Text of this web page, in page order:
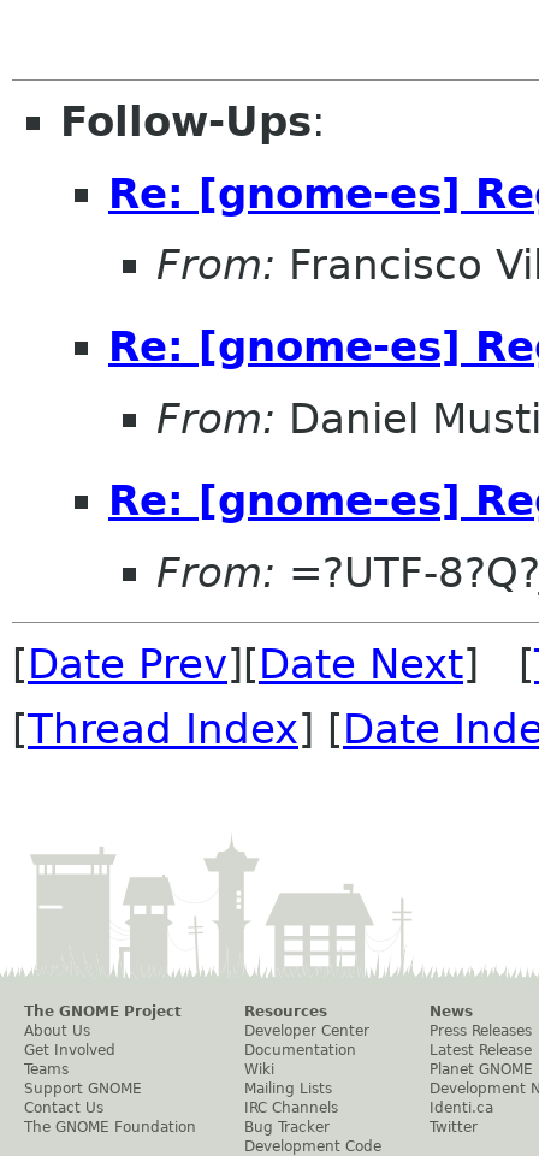
Follow-Ups:
Re: [gnome-es]
From: Francisco
Re: [gnome-es]
From: Daniel
Re: [gnome-es]
From: =?UTF-
[Date Prev][Date Next] [
[Thread Index] [Date
The GNOME Project
About Us
Get Involved
Teams
Support GNOME
Contact Us
The GNOME Foundation
Resources
Developer Center
Documentation
Wiki
Mailing Lists
IRC Channels
Bug Tracker
Development Code
News
Press Releases
Latest Release
Planet GNOME
Development
Identi.ca
Twitter